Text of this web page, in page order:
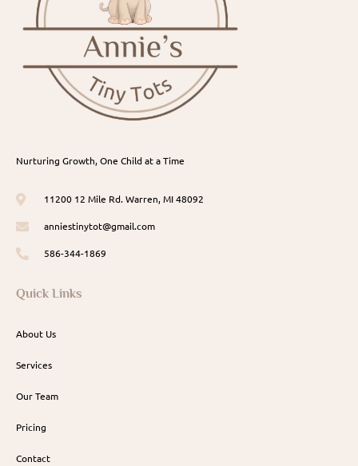
Nurturing Growth, One Child at a Time
11200 12 Mile Rd. Warren, MI 48092
anniestinytot@gmail.com
586-344-1869
Quick Links
About Us
Services
Our Team
Pricing
Contact